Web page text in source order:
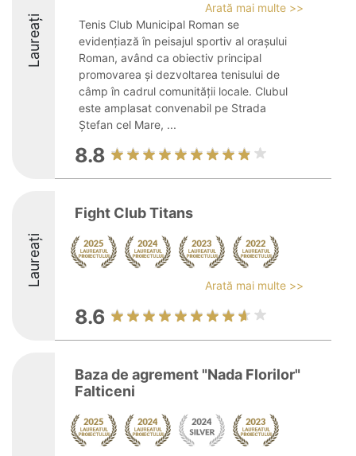
Laureați
Arată mai multe >>
Tenis Club Municipal Roman se
evidențiază în peisajul sportiv al orașului
Roman, având ca obiectiv principal
promovarea și dezvoltarea tenisului de
câmp în cadrul comunității locale. Clubul
este amplasat convenabil pe Strada
Ștefan cel Mare, ...
8.8
Laureați
Fight Club Titans
Arată mai multe >>
8.6
Baza de agrement "Nada Florilor"
Falticeni